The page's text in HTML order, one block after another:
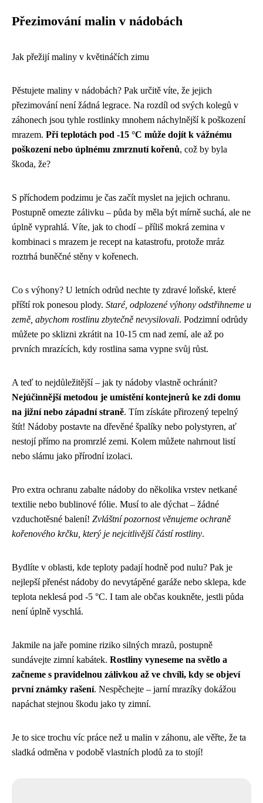
Přezimování malin v nádobách
Jak přežijí maliny v květináčích zimu
Pěstujete maliny v nádobách? Pak určitě víte, že jejich
přezimování není žádná legrace. Na rozdíl od svých kolegů v
záhonech jsou tyhle rostlinky mnohem náchylnější k poškození
mrazem. Při teplotách pod -15 °C může dojít k vážnému
poškození nebo úplnému zmrznutí kořenů, což by byla
škoda, že?
S příchodem podzimu je čas začít myslet na jejich ochranu.
Postupně omezte zálivku – půda by měla být mírně suchá, ale ne
úplně vyprahlá. Víte, jak to chodí – příliš mokrá zemina v
kombinaci s mrazem je recept na katastrofu, protože mráz
roztrhá buněčné stěny v kořenech.
Co s výhony? U letních odrůd nechte ty zdravé loňské, které
příští rok ponesou plody. Staré, odplozené výhony odstřihneme u
země, abychom rostlinu zbytečně nevysilovali. Podzimní odrůdy
můžete po sklizni zkrátit na 10-15 cm nad zemí, ale až po
prvních mrazících, kdy rostlina sama vypne svůj růst.
A teď to nejdůležitější – jak ty nádoby vlastně ochránit?
Nejúčinnější metodou je umístění kontejnerů ke zdi domu
na jižní nebo západní straně. Tím získáte přirozený tepelný
štít! Nádoby postavte na dřevěné špalíky nebo polystyren, ať
nestojí přímo na promrzlé zemi. Kolem můžete nahrnout listí
nebo slámu jako přírodní izolaci.
Pro extra ochranu zabalte nádoby do několika vrstev netkané
textilie nebo bublinové fólie. Musí to ale dýchat – žádné
vzduchotěsné balení! Zvláštní pozornost věnujeme ochraně
kořenového krčku, který je nejcitlivější částí rostliny.
Bydlíte v oblasti, kde teploty padají hodně pod nulu? Pak je
nejlepší přenést nádoby do nevytápěné garáže nebo sklepa, kde
teplota neklesá pod -5 °C. I tam ale občas koukněte, jestli půda
není úplně vyschlá.
Jakmile na jaře pomine riziko silných mrazů, postupně
sundávejte zimní kabátek. Rostliny vyneseme na světlo a
začneme s pravidelnou zálivkou až ve chvíli, kdy se objeví
první známky rašení. Nespěchejte – jarní mrazíky dokážou
napáchat stejnou škodu jako ty zimní.
Je to sice trochu víc práce než u malin v záhonu, ale věřte, že ta
sladká odměna v podobě vlastních plodů za to stojí!